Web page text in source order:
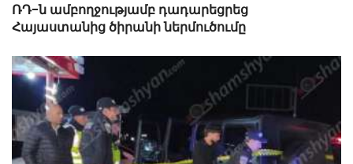
ՌԴ-ն ամբողջությամբ դադարեցրեց
Հայաստանից ծիրանի ներմուծումը